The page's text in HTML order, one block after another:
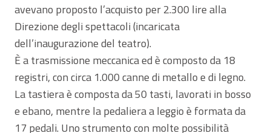
avevano proposto l’acquisto per 2.300 lire alla
Direzione degli spettacoli (incaricata
dell’inaugurazione del teatro).
È a trasmissione meccanica ed è composto da 18
registri, con circa 1.000 canne di metallo e di legno.
La tastiera è composta da 50 tasti, lavorati in bosso
e ebano, mentre la pedaliera a leggio è formata da
17 pedali. Uno strumento con molte possibilità